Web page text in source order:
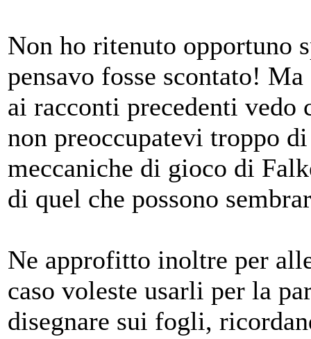
Non ho ritenuto opportuno
pensavo fosse scontato!
ai racconti precedenti vedo
non preoccupatevi troppo
meccaniche di gioco di
di quel che possono
Ne approfitto inoltre per
caso voleste usarli per la
disegnare sui fogli,